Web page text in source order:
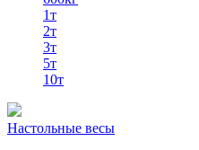
1т
2т
3т
5т
10т
Настольные весы